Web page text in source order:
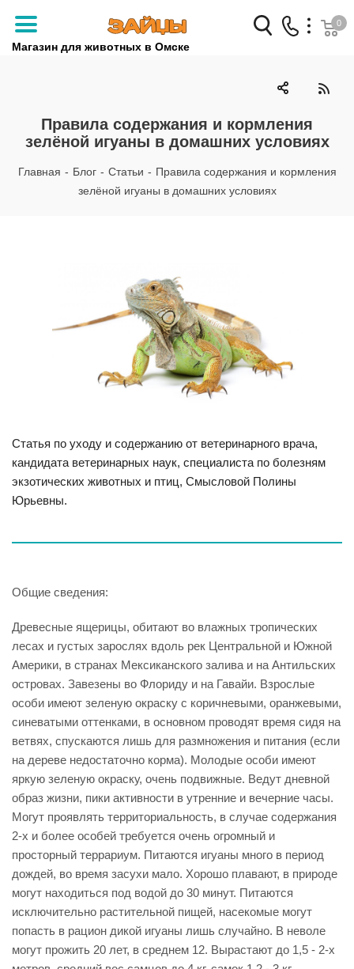
Магазин для животных в Омске
Заказать звонок
+7 (950) 959-88-32
0
Правила содержания и кормления
зелёной игуаны в домашних условиях
Главная - Блог - Статьи - Правила содержания и кормления
зелёной игуаны в домашних условиях
Статья по уходу и содержанию от ветеринарного врача,
кандидата ветеринарных наук, специалиста по болезням
экзотических животных и птиц, Смысловой Полины
Юрьевны.
Общие сведения:
Древесные ящерицы, обитают во влажных тропических
лесах и густых зарослях вдоль рек Центральной и Южной
Америки, в странах Мексиканского залива и на Антильских
островах. Завезены во Флориду и на Гавайи. Взрослые
особи имеют зеленую окраску с коричневыми, оранжевыми,
синеватыми оттенками, в основном проводят время сидя на
ветвях, спускаются лишь для размножения и питания (если
на дереве недостаточно корма). Молодые особи имеют
яркую зеленую окраску, очень подвижные. Ведут дневной
образ жизни, пики активности в утренние и вечерние часы.
Могут проявлять территориальность, в случае содержания
2-х и более особей требуется очень огромный и
просторный террариум. Питаются игуаны много в период
дождей, во время засухи мало. Хорошо плавают, в природе
могут находиться под водой до 30 минут. Питаются
исключительно растительной пищей, насекомые могут
попасть в рацион дикой игуаны лишь случайно. В неволе
могут прожить 20 лет, в среднем 12. Вырастают до 1,5 - 2-х